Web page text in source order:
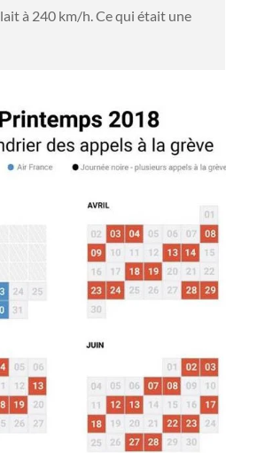
à 240 km/h. Ce qui était une